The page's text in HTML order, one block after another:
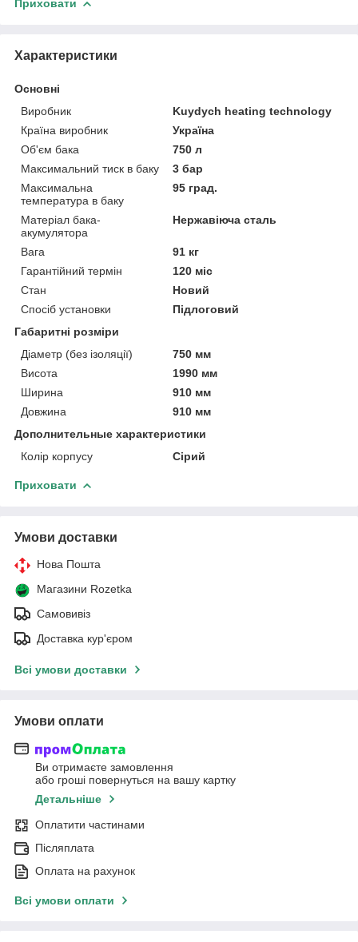
Приховати
Характеристики
Основні
Виробник
Kuydych heating technology
Країна виробник
Україна
Об'єм бака
750 л
Максимальний тиск в баку
3 бар
Максимальна
температура в баку
95 град.
Матеріал бака-
акумулятора
Нержавіюча сталь
Вага
91 кг
Гарантійний термін
120 міс
Стан
Новий
Спосіб установки
Підлоговий
Габаритні розміри
Діаметр (без ізоляції)
750 мм
Висота
1990 мм
Ширина
910 мм
Довжина
910 мм
Дополнительные характеристики
Колір корпусу
Сірий
Приховати
Умови доставки
Нова Пошта
Магазини Rozetka
Самовивіз
Доставка кур'єром
Всі умови доставки
Умови оплати
Ви отримаєте замовлення
або гроші повернуться на вашу картку
Детальніше
Оплатити частинами
Післяплата
Оплата на рахунок
Всі умови оплати